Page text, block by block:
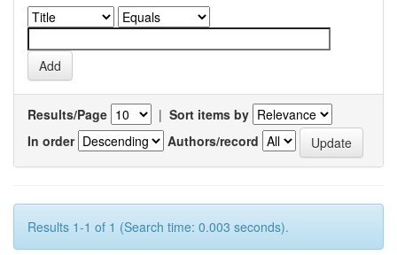
Results/Page | Sort items by
In order
Authors/record
Results 1-1 of 1 (Search time: 0.003 seconds).